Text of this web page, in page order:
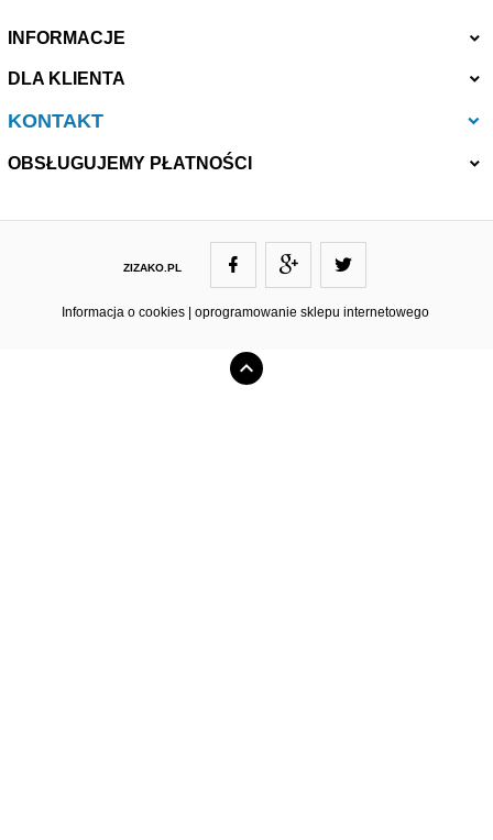
INFORMACJE
DLA KLIENTA
KONTAKT
OBSŁUGUJEMY PŁATNOŚCI
ZIZAKO.PL
Informacja o cookies oprogramowanie sklepu internetowego